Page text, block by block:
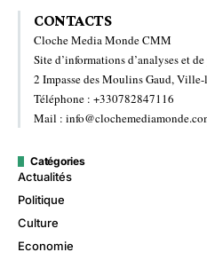
CONTACTS
Cloche Media Monde CMM
Site d’informations d’analyses et
2 Impasse des Moulins Gaud,
Téléphone : +330782847116
Mail :
Catégories
Actualités
Politique
Culture
Economie